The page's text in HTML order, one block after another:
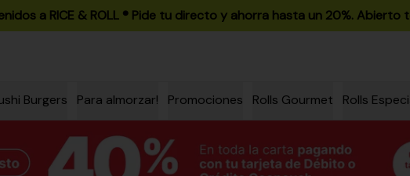
a RICE & ROLL ®️ Pide tu directo y ahorra hasta un 20%. Abierto
Burgers Para almorzar! Promociones Rolls Gourmet Rolls